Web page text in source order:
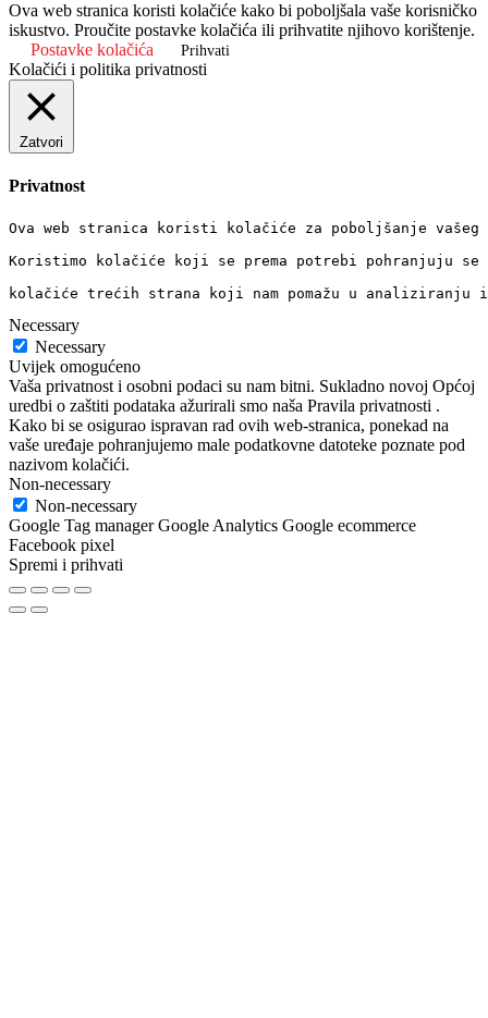
Ova web stranica koristi kolačiće kako bi poboljšala vaše korisničko
iskustvo. Proučite postavke kolačića ili prihvatite njihovo korištenje.
Postavke kolačića
Prihvati
Kolačići i politika privatnosti
Zatvori
Privatnost
Ova web stranica koristi kolačiće za poboljšanje
Koristimo kolačiće koji se prema potrebi pohranjuju
kolačiće trećih strana koji nam pomažu u
Necessary
Necessary
Uvijek omogućeno
Vaša privatnost i osobni podaci su nam bitni. Sukladno novoj Općoj
uredbi o zaštiti podataka ažurirali smo naša Pravila privatnosti .
Kako bi se osigurao ispravan rad ovih web-stranica, ponekad na
vaše uređaje pohranjujemo male podatkovne datoteke poznate pod
nazivom kolačići.
Non-necessary
Non-necessary
Google Tag manager Google Analytics Google ecommerce
Facebook pixel
Spremi i prihvati